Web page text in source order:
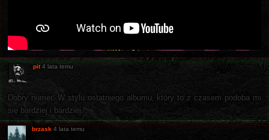
pit 4 lata temu
Dobry numer. W stylu ostatniego albumu, który to z czasem podoba mi
się bardziej i bardziej.
brzask 4 lata temu